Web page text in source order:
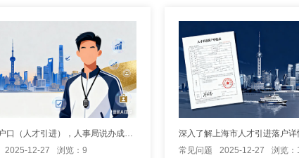
办理上海户口（人才引进），人事局说办成功后收5000,这是合理费用吗
2025-12-27
浏览：9
常见问题
2025-12-27 浏览：